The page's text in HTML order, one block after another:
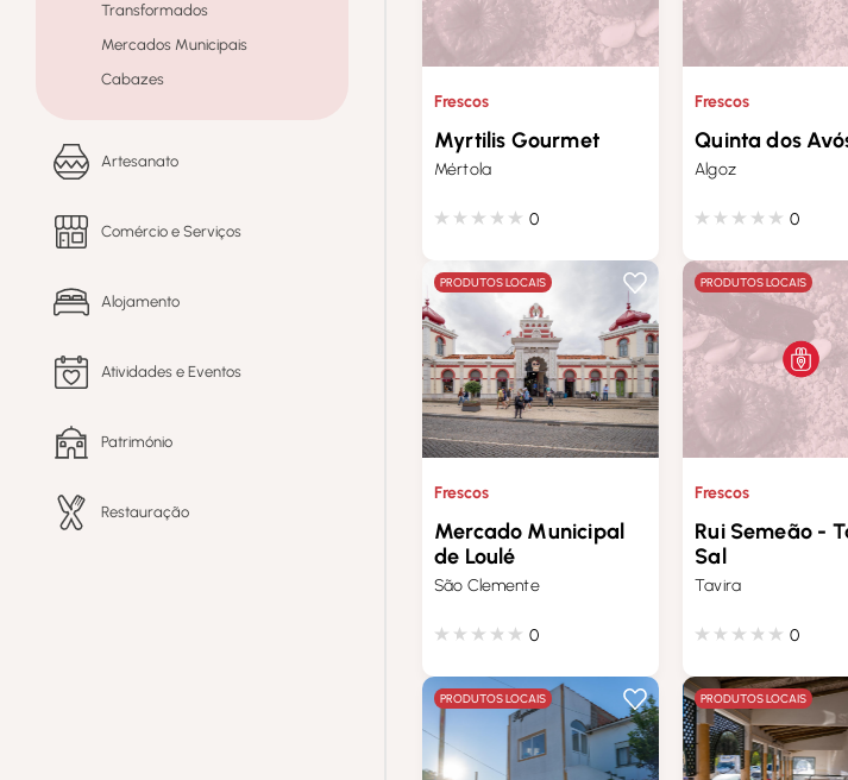
Transformados
Mercados Municipais
Cabazes
Artesanato
Comércio e Serviços
Alojamento
Atividades e Eventos
Património
Restauração
Frescos
Myrtilis Gourmet
Mértola
0
Frescos
Quinta dos
Algoz
0
PRODUTOS LOCAIS
Frescos
Mercado Municipal
de Loulé
São Clemente
0
PRODUTOS LOCAIS
Frescos
Rui Semeão -
Sal
Tavira
0
PRODUTOS LOCAIS PRODUTOS LOCAIS